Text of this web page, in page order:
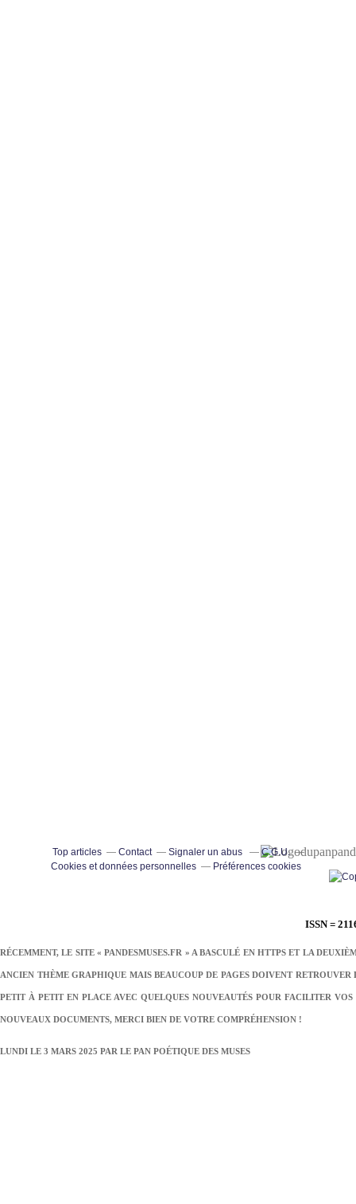
ISSN =
RÉCEMMENT, LE SITE « PANDESMUSES.FR » A BASCULÉ EN HTTPS ET LA
ANCIEN THÈME GRAPHIQUE MAIS BEAUCOUP DE PAGES DOIVENT
PETIT À PETIT EN PLACE AVEC QUELQUES NOUVEAUTÉS POUR FACILITER
NOUVEAUX DOCUMENTS, MERCI BIEN DE VOTRE COMPRÉHENSION !
LUNDI LE 3 MARS 2025 PAR LE PAN POÉTIQUE DES MUSES
Top articles Contact Signaler un abus
C.G.U.
Cookies et données personnelles
Préférences cookies